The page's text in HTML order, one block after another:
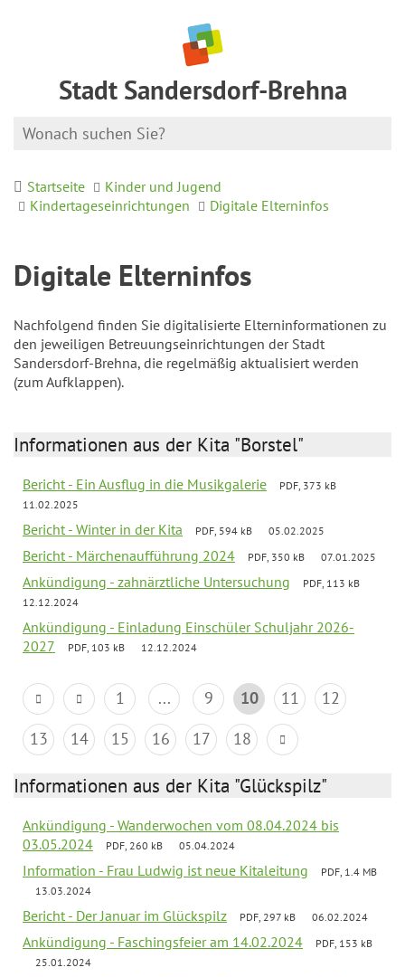
Stadt Sandersdorf-Brehna
Startseite
Kinder und Jugend
Kindertageseinrichtungen
Digitale Elterninfos
Digitale Elterninfos
Nachfolgend finden Sie digitalisierte Elterninformationen zu
den jeweiligen Betreuungseinrichtungen der Stadt
Sandersdorf-Brehna, die regelmäßig aktualisiert werden
(zum Aufklappen).
Informationen aus der Kita "Borstel"
Bericht - Ein Ausflug in die Musikgalerie
PDF, 373 kB
11.02.2025
Bericht - Winter in der Kita PDF, 594 kB 05.02.2025
Bericht - Märchenaufführung 2024 PDF, 350 kB 07.01.2025
Ankündigung - zahnärztliche Untersuchung
PDF, 113 kB
12.12.2024
Ankündigung - Einladung Einschüler Schuljahr 2026-
2027
PDF, 103 kB 12.12.2024
1 ... 9 10 11
12
13
14 15 16 17 18
Informationen aus der Kita "Glückspilz"
Ankündigung - Wanderwochen vom 08.04.2024 bis
03.05.2024
PDF, 260 kB 05.04.2024
Information - Frau Ludwig ist neue Kitaleitung
PDF, 1.4 MB
13.03.2024
Bericht - Der Januar im Glückspilz PDF, 297 kB 06.02.2024
Ankündigung - Faschingsfeier am 14.02.2024
PDF, 153 kB
25.01.2024